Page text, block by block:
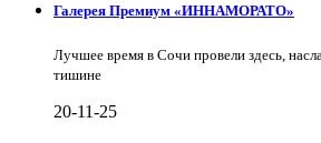
Галерея Премиум «ИННАМОРАТО»
Лучшее время в Сочи провели здесь,
тишине
20-11-25